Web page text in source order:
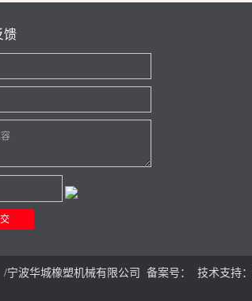
馈
波华城橡塑机械有限公司 备案号： 技术支持：